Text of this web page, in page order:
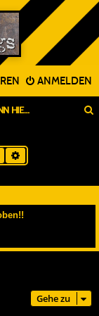
ANMELDEN
REGELN - DENN HIER SIND WIR IT
Suche
Gehe zu